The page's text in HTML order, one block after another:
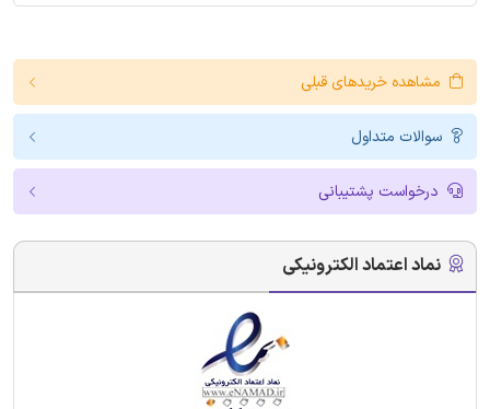
مشاهده خریدهای قبلی
سوالات متداول
درخواست پشتیبانی
نماد اعتماد الکترونیکی